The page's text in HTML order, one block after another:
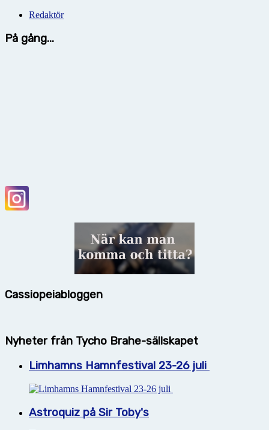
Redaktör
På gång...
Cassiopeiabloggen
Nyheter från Tycho Brahe-sällskapet
Limhamns Hamnfestival 23-26 juli
Astroquiz på Sir Toby's